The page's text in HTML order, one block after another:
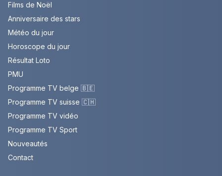
Films de Noël
Anniversaire des stars
Météo du jour
Horoscope du jour
Résultat Loto
PMU
Programme TV belge 🇧🇪
Programme TV suisse 🇨🇭
Programme TV vidéo
Programme TV Sport
Nouveautés
Contact